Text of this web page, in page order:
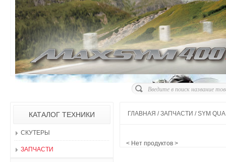
КАТАЛОГ ТЕХНИКИ
СКУТЕРЫ
ЗАПЧАСТИ
ГЛАВНАЯ / ЗАПЧАСТИ / SYM
< Нет продуктов >